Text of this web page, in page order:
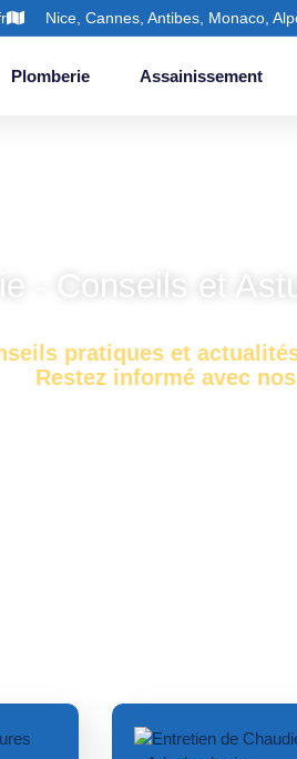
Nice, Cannes, Antibes, Monaco,
Plomberie Assainissement
- Conseils et
pratiques et
Restez informé avec